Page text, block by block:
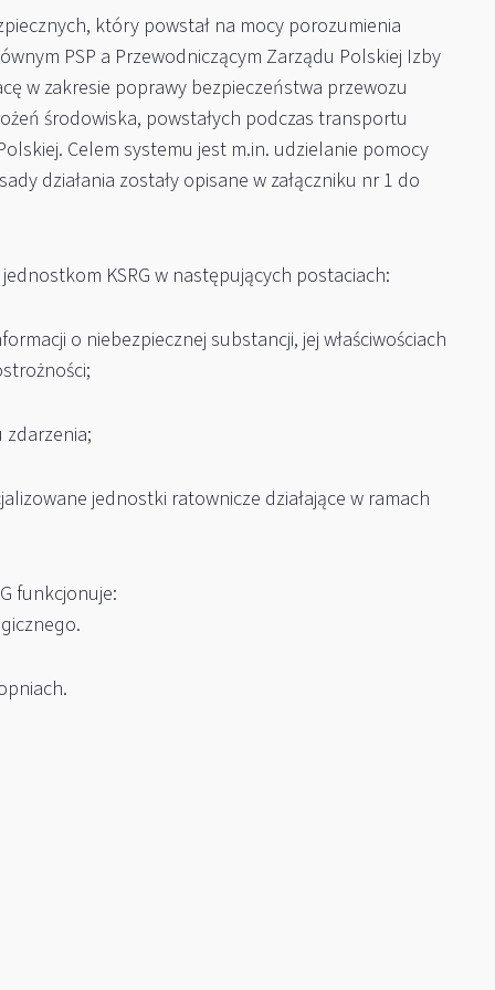
który powstał na mocy porozumienia
PSP a Przewodniczącym Zarządu Polskiej Izby
w zakresie poprawy bezpieczeństwa przewozu
środowiska, powstałych podczas transportu
Celem systemu jest m.in. udzielanie pomocy
działania zostały opisane w załączniku nr 1 do
KSRG w następujących postaciach:
o niebezpiecznej substancji, jej właściwościach
zdarzenia;
jednostki ratownicze działające w ramach
funkcjonuje: